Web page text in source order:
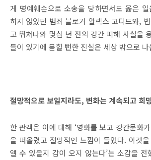
게 명예훼손으로 소송을 당하면서도 옳은
히지 않았던 범죄 블로거 알렉스 고디드와,
고 뛰쳐나와 몇십 년 전의 강간 피해 사실을
들이 있기에 묻힐 뻔한 진실은 세상 밖으로
절망적으로 보일지라도, 변화는 계속되고 희
한 관객은 이에 대해 ‘영화를 보고 강간문화
을 떠올렸고 절망적인 느낌이 들었다. 이것
앨 수 있을지 감이 오지 않는다’는 소감을 전